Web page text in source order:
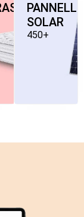
PANNELLI-
SOLAR
450+